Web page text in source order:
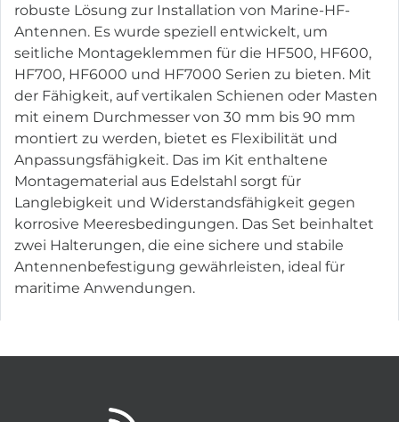
robuste Lösung zur Installation von Marine-HF-
Antennen. Es wurde speziell entwickelt, um
seitliche Montageklemmen für die HF500, HF600,
HF700, HF6000 und HF7000 Serien zu bieten. Mit
der Fähigkeit, auf vertikalen Schienen oder Masten
mit einem Durchmesser von 30 mm bis 90 mm
montiert zu werden, bietet es Flexibilität und
Anpassungsfähigkeit. Das im Kit enthaltene
Montagematerial aus Edelstahl sorgt für
Langlebigkeit und Widerstandsfähigkeit gegen
korrosive Meeresbedingungen. Das Set beinhaltet
zwei Halterungen, die eine sichere und stabile
Antennenbefestigung gewährleisten, ideal für
maritime Anwendungen.